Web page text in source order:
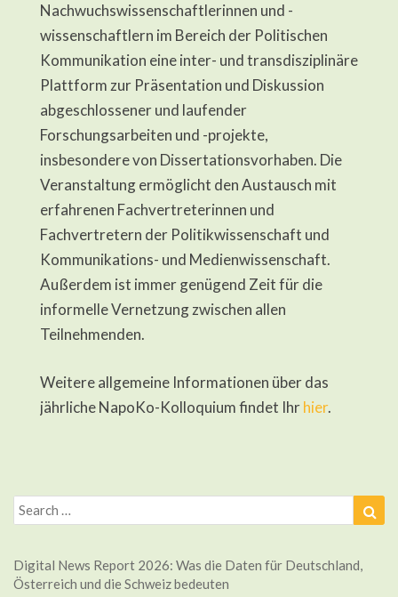
Nachwuchswissenschaftlerinnen und -
wissenschaftlern im Bereich der Politischen
Kommunikation eine inter- und transdisziplinäre
Plattform zur Präsentation und Diskussion
abgeschlossener und laufender
Forschungsarbeiten und -projekte,
insbesondere von Dissertationsvorhaben. Die
Veranstaltung ermöglicht den Austausch mit
erfahrenen Fachvertreterinnen und
Fachvertretern der Politikwissenschaft und
Kommunikations- und Medienwissenschaft.
Außerdem ist immer genügend Zeit für die
informelle Vernetzung zwischen allen
Teilnehmenden.
Weitere allgemeine Informationen über das
jährliche NapoKo-Kolloquium findet Ihrhier.
Search
for:
Digital News Report 2026: Was die Daten für Deutschland,
Österreich und die Schweiz bedeuten